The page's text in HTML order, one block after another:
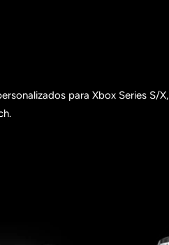
para Xbox Series S/X,